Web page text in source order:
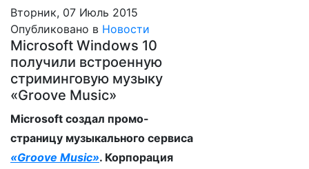
Вторник, 07 Июль 2015
Опубликовано в Новости
Microsoft Windows 10
получили встроенную
стриминговую музыку
«Groove Music»
Microsoft создал промо-
страницу музыкального сервиса
«Groove Music». Корпорация